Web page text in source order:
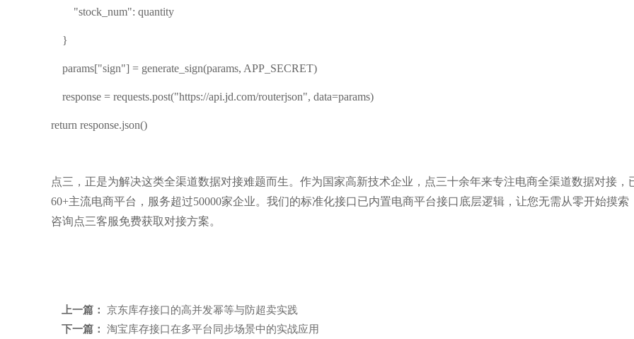
"stock_num": quantity
}
params["sign"] = generate_sign(params, APP_SECRET)
response = requests.post("https://api.jd.com/routerjson", data=params)
return response.json()
点三，正是为解决这类全渠道数据对接难题而生。作为国家高新技术企业，点三十余年来专注电商全渠道数据对接，
60+主流电商平台，服务超过50000家企业。我们的标准化接口已内置电商平台接口底层逻辑，让您无需从零开始摸索
咨询点三客服免费获取对接方案。
上一篇：
京东库存接口的高并发幂等与防超卖实践
下一篇：
淘宝库存接口在多平台同步场景中的实战应用